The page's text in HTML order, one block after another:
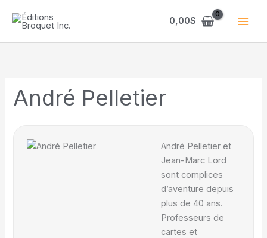
0,00$
André Pelletier
André Pelletier et
Jean-Marc Lord
sont complices
d’aventure depuis
plus de 40 ans.
Professeurs de
cartes et